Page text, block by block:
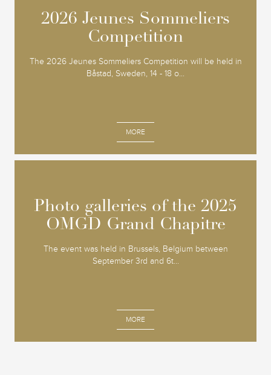
2026 Jeunes Sommeliers
Competition
The 2026 Jeunes Sommeliers Competition will be held in
Båstad, Sweden, 14 - 18 o...
MORE
2026 Jeunes Sommeliers
Competition
Photo galleries of the 2025
OMGD Grand Chapitre
The event was held in Brussels, Belgium between
September 3rd and 6t...
MORE
Photo galleries of the 2025
OMGD Grand Chapitre